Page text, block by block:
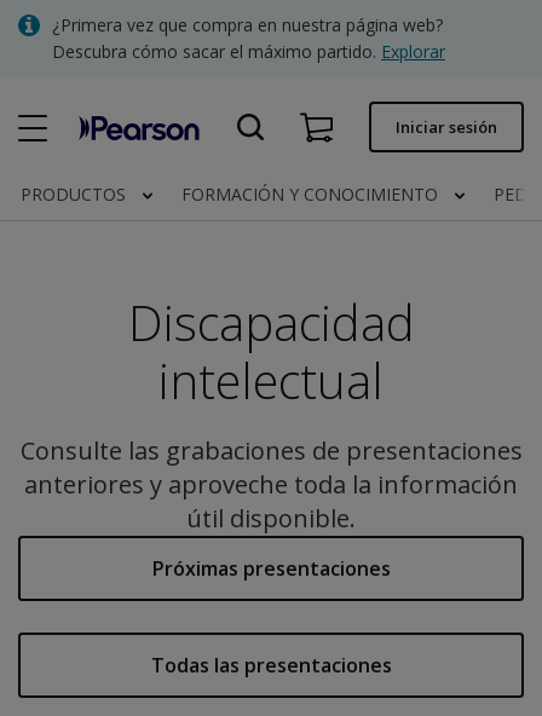
Skip¿Primera vez que compra en nuestra página web?
Descubra cómo sacar el máximo partido. Explorar
Pedido rápido Iniciar sesión
PRODUCTOS FORMACIÓN Y CONOCIMIENTO
Discapacidad
intelectual
Consulte las grabaciones de presentaciones
anteriores y aproveche toda la información
útil disponible.
Próximas presentaciones
Todas las presentaciones